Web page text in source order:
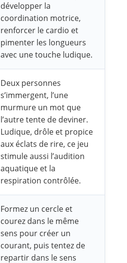
développer la
coordination motrice,
renforcer le cardio et
pimenter les longueurs
avec une touche ludique.
Deux personnes
s’immergent, l’une
murmure un mot que
l’autre tente de deviner.
Ludique, drôle et propice
aux éclats de rire, ce jeu
stimule aussi l’audition
aquatique et la
respiration contrôlée.
Formez un cercle et
courez dans le même
sens pour créer un
courant, puis tentez de
repartir dans le sens